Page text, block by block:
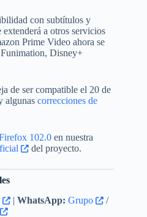
con subtítulos y
a otros servicios
Prime Video ahora se
Disney+
de ser compatible el 20 de
algunas correcciones de
102.0 en nuestra
del proyecto.
| WhatsApp: Grupo
/